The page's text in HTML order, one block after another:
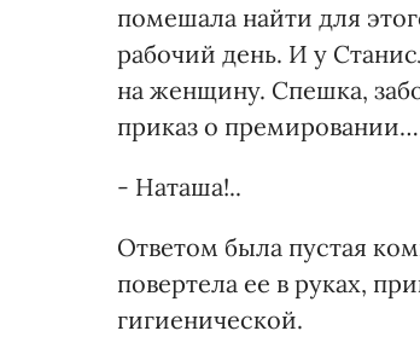
помешала найти для
рабочий день. И у
на женщину. Спешка,
приказ о премировании…
- Наташа!..
Ответом была пустая
повертела ее в руках,
гигиенической.